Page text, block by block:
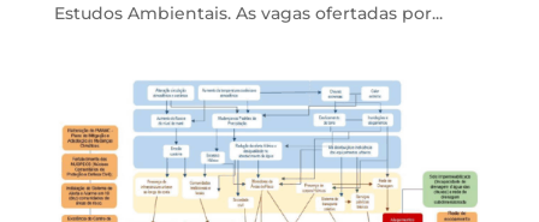
Estudos Ambientais. As vagas ofertadas por...